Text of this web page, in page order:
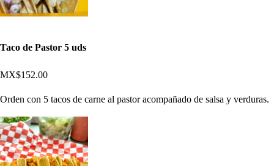
Taco de Pastor 5 uds
MX$152.00
Orden con 5 tacos de carne al pastor acompañado de salsa y verduras.